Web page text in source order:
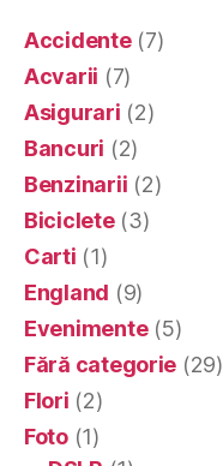
Accidente(7)
Acvarii (7)
Asigurari (2)
Bancuri (2)
Benzinarii (2)
Biciclete(3)
Carti (1)
England (9)
Evenimente(5)
Fără categorie (29)
Flori (2)
Foto(1)